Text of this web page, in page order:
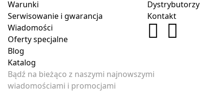
Warunki
Serwisowanie i gwarancja
Wiadomości
Oferty specjalne
Blog
Katalog
Dystrybutorzy
Kontakt
Bądź na bieżąco z naszymi najnowszymi
wiadomościami i promocjami